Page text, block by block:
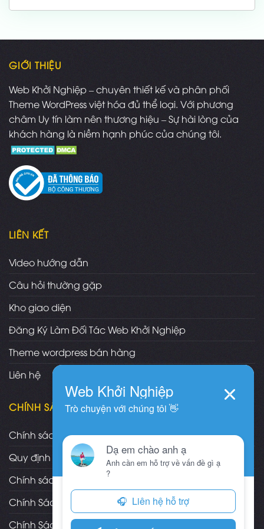
1,000,000 ₫.
là:
GIỚI THIỆU
Web Khởi Nghiệp – chuyên thiết kế và phân phối
Theme WordPress việt hóa đủ thể loại. Với phương
châm Uy tín làm nên thương hiệu – Sự hài lòng của
khách hàng là niềm hạnh phúc của chúng tôi.
LIÊN KẾT
Video hướng dẫn
Câu hỏi thường gặp
Kho giao diện
Đăng Ký Làm Đối Tác Web Khởi Nghiệp
Theme wordpress bán hàng
Liên hệ
CHÍNH SÁCH
Chính sách và quy định chung
Quy định và hình thức thanh toán
Chính sách vận chuyển/giao nhận/cài đặt
Chính Sách Bảo Hành, Bảo Trì Theme
Chính Sách Đổi Trả, Hoàn Tiền Sản Phẩm